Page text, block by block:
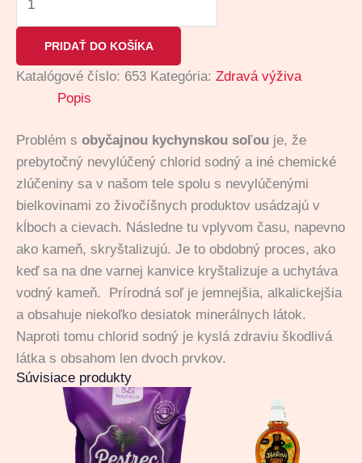
PRIDAŤ DO KOŠÍKA
Katalógové číslo: 653 Kategória: Zdravá výživa
Popis
Problém s obyčajnou kychynskou soľou je, že
prebytočný nevylúčený chlorid sodný a iné chemické
zlúčeniny sa v našom tele spolu s nevylúčenými
bielkovinami zo živočíšnych produktov usádzajú v
kĺboch a cievach. Následne tu vplyvom času, napevno
ako kameň, skryštalizujú. Je to obdobný proces, ako
keď sa na dne varnej kanvice kryštalizuje a uchytáva
vodný kameň. Prírodná soľ je jemnejšia, alkalickejšia
a obsahuje niekoľko desiatok minerálnych látok.
Naproti tomu chlorid sodný je kyslá zdraviu škodlivá
látka s obsahom len dvoch prvkov.
Súvisiace produkty